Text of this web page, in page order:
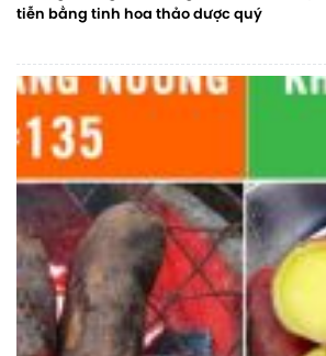
tiễn bằng tinh hoa thảo dược quý